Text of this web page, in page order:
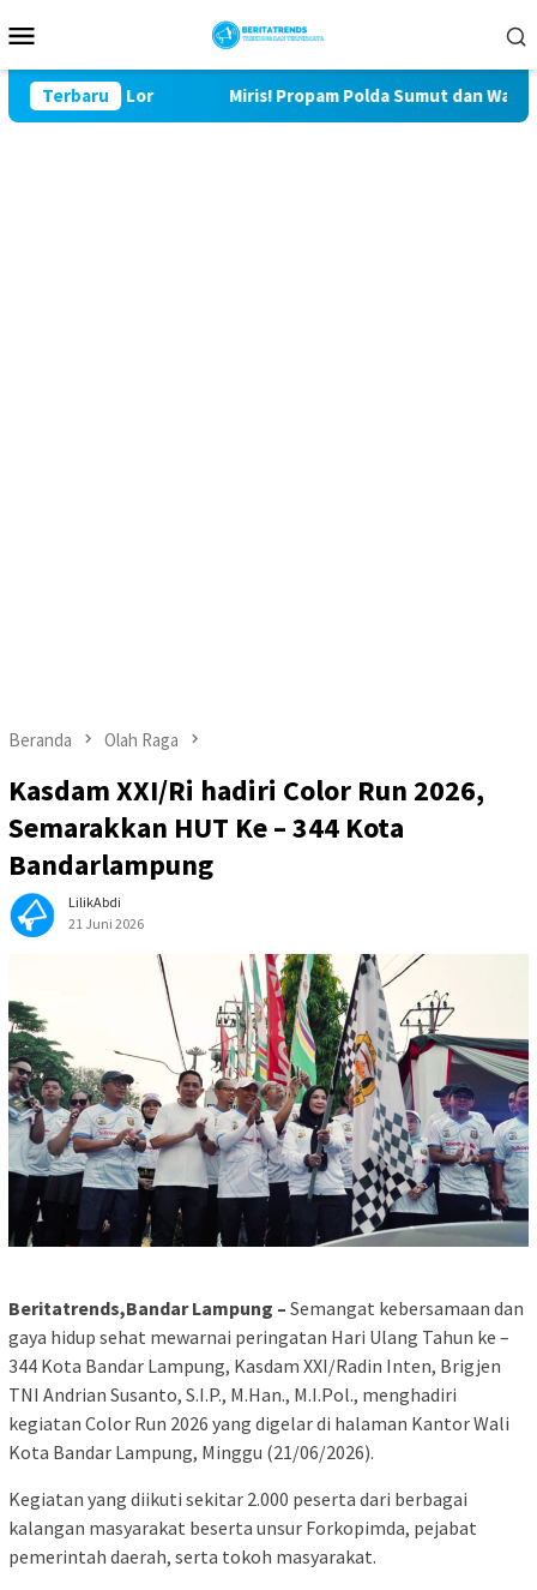
ke
Mobile
Terbaru
Bulu Lor Miris! Propam Polda Sumut dan Wasidik
Beranda Olah Raga
Kasdam XXI/Ri hadiri Color Run 2026,
Semarakkan HUT Ke – 344 Kota
Bandarlampung
LilikAbdi
21 Juni 2026
Beritatrends,Bandar Lampung – Semangat kebersamaan dan
gaya hidup sehat mewarnai peringatan Hari Ulang Tahun ke –
344 Kota Bandar Lampung, Kasdam XXI/Radin Inten, Brigjen
TNI Andrian Susanto, S.I.P., M.Han., M.I.Pol., menghadiri
kegiatan Color Run 2026 yang digelar di halaman Kantor Wali
Kota Bandar Lampung, Minggu (21/06/2026).
Kegiatan yang diikuti sekitar 2.000 peserta dari berbagai
kalangan masyarakat beserta unsur Forkopimda, pejabat
pemerintah daerah, serta tokoh masyarakat.